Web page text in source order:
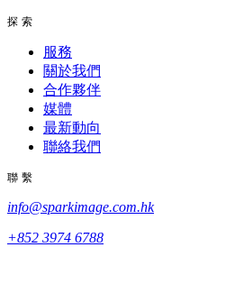
探索
服務
關於我們
合作夥伴
媒體
最新動向
聯絡我們
聯繫
info@sparkimage.com.hk
+852 3974 6788